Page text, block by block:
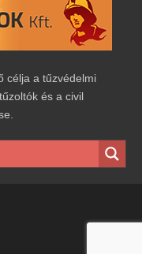
célja a tűzvédelmi
és a civil